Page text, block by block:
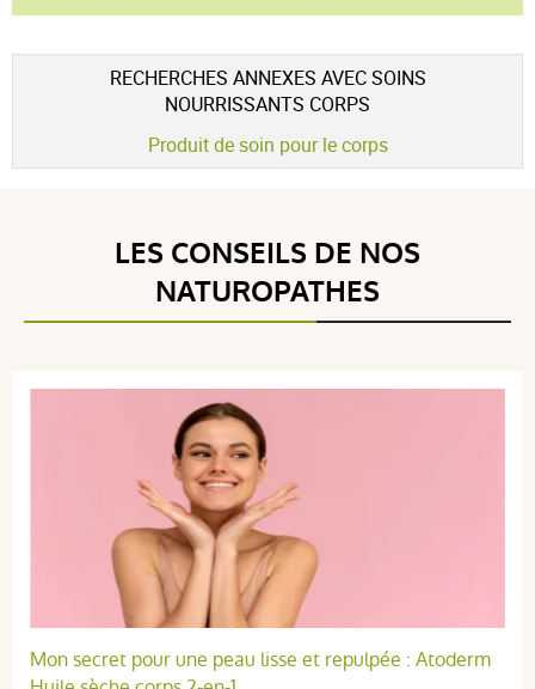
utilisé
tatouage,soins de la peau,réparer les
lésions cutanées
RECHERCHES ANNEXES AVEC SOINS
NOURRISSANTS CORPS
Produit de soin pour le corps
LES CONSEILS DE NOS
NATUROPATHES
Mon secret pour une peau lisse et repulpée : Atoderm